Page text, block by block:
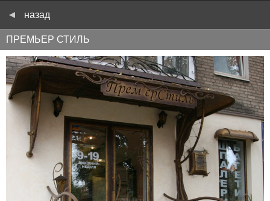
назад
ПРЕМЬЕР СТИЛЬ